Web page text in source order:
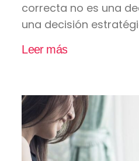
correcta no es una
una decisión
Leer más